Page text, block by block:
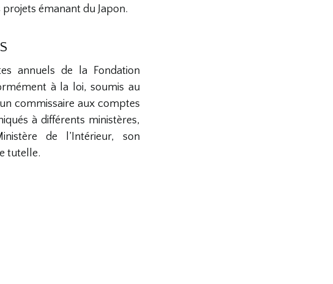
projets émanant du Japon.
annuels de la Fondation
à la loi, soumis au
commissaire aux comptes
à différents ministères,
de l’Intérieur, son
tutelle.